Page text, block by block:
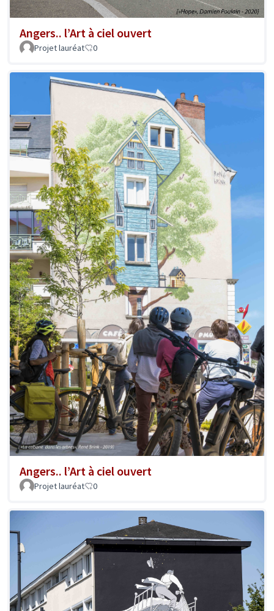
Angers.. l’Art à ciel ouvert
Projet lauréat 0
Angers.. l’Art à ciel ouvert
Projet lauréat 0